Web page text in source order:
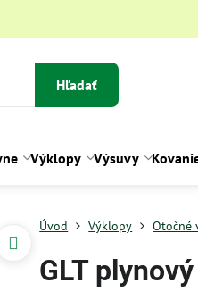
Hľadať
Výklopy Výsuvy
Úvod Výklopy Otočné
GLT